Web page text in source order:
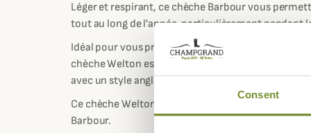
Consent
Léger et respirant, ce chèche Barbour vous
tout au long de l'année, particulièrement pendant
Idéal pour vous protéger le cou du vent et de la
chèche Welton est également un accessoire
avec un style anglais toujours chic.
Ce chèche Welton est proposé dans différents
Barbour.